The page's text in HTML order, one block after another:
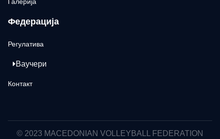
Федерација
Регулатива
Ваучери
Контакт
© 2023 MACEDONIAN VOLLEYBALL FEDERATION